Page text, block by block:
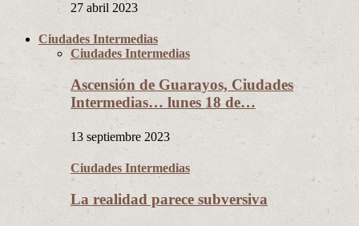
27 abril 2023
Ciudades Intermedias
Ciudades Intermedias
Ascensión de Guarayos, Ciudades
Intermedias… lunes 18 de…
13 septiembre 2023
Ciudades Intermedias
La realidad parece subversiva